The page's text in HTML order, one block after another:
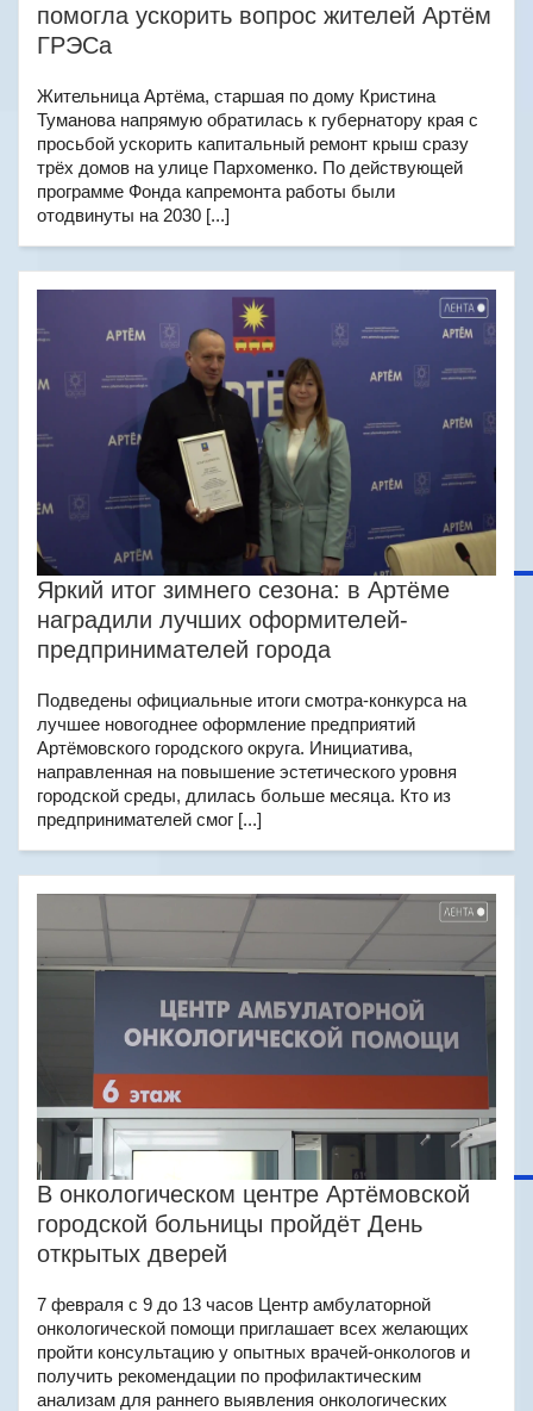
помогла ускорить вопрос жителей Артём
ГРЭСа
Жительница Артёма, старшая по дому Кристина
Туманова напрямую обратилась к губернатору края с
просьбой ускорить капитальный ремонт крыш сразу
трёх домов на улице Пархоменко. По действующей
программе Фонда капремонта работы были
отодвинуты на 2030 [...]
Яркий итог зимнего сезона: в Артёме
наградили лучших оформителей-
предпринимателей города
Подведены официальные итоги смотра-конкурса на
лучшее новогоднее оформление предприятий
Артёмовского городского округа. Инициатива,
направленная на повышение эстетического уровня
городской среды, длилась больше месяца. Кто из
предпринимателей смог [...]
В онкологическом центре Артёмовской
городской больницы пройдёт День
открытых дверей
7 февраля с 9 до 13 часов Центр амбулаторной
онкологической помощи приглашает всех желающих
пройти консультацию у опытных врачей-онкологов и
получить рекомендации по профилактическим
анализам для раннего выявления онкологических